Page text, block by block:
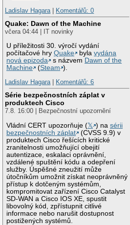
Ladislav Hagara| Komentářů: 0
Quake: Dawn of the Machine
včera 04:44 | IT novinky
U příležitosti 30. výročí vydání
počítačové hryQuake bylavydána
nová epizoda
s názvem Dawn of the
Machine
(Steam ).
Ladislav Hagara| Komentářů: 6
Série bezpečnostních záplat v
produktech Cisco
7.8. 16:00 | Bezpečnostní upozornění
Vládní CERT upozorňuje (𝕏 ) nasérii
bezpečnostních záplat
(CVSS 9.9) v
produktech Cisco řešících kritické
zranitelnosti umožňující obejití
autentizace, eskalaci oprávnění,
vzdálené spuštění kódu a odepření
služby. Úspěšné zneužití může
útočníkům umožnit získat neoprávněný
přístup k dotčeným systémům,
kompromitovat zařízení Cisco Catalyst
SD-WAN a Cisco IOS XE, spustit
libovolný kód, zpřístupnit citlivé
informace nebo narušit dostupnost
postižených systémů.